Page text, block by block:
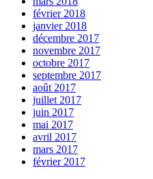
février 2018
janvier 2018
décembre 2017
novembre 2017
octobre 2017
septembre 2017
août 2017
juillet 2017
juin 2017
mai 2017
avril 2017
mars 2017
février 2017